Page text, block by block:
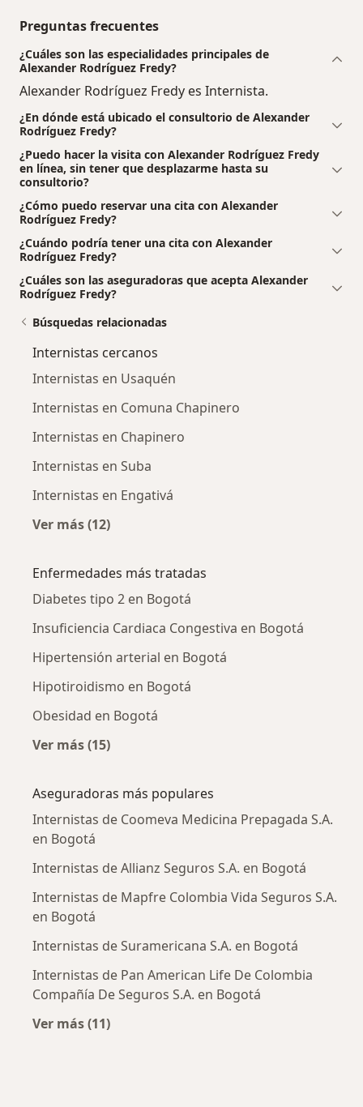
Preguntas frecuentes
¿Cuáles son las especialidades principales de
Alexander Rodríguez Fredy?
Alexander Rodríguez Fredy es Internista.
¿En dónde está ubicado el consultorio de Alexander
Rodríguez Fredy?
¿Puedo hacer la visita con Alexander Rodríguez Fredy
en línea, sin tener que desplazarme hasta su
consultorio?
¿Cómo puedo reservar una cita con Alexander
Rodríguez Fredy?
¿Cuándo podría tener una cita con Alexander
Rodríguez Fredy?
¿Cuáles son las aseguradoras que acepta Alexander
Rodríguez Fredy?
Búsquedas relacionadas
Internistas cercanos
Internistas en Usaquén
Internistas en Comuna Chapinero
Internistas en Chapinero
Internistas en Suba
Internistas en Engativá
Ver más (12)
Enfermedades más tratadas
Diabetes tipo 2 en Bogotá
Insuficiencia Cardiaca Congestiva en Bogotá
Hipertensión arterial en Bogotá
Hipotiroidismo en Bogotá
Obesidad en Bogotá
Ver más (15)
Aseguradoras más populares
Internistas de Coomeva Medicina Prepagada S.A.
en Bogotá
Internistas de Allianz Seguros S.A. en Bogotá
Internistas de Mapfre Colombia Vida Seguros S.A.
en Bogotá
Internistas de Suramericana S.A. en Bogotá
Internistas de Pan American Life De Colombia
Compañía De Seguros S.A. en Bogotá
Ver más (11)